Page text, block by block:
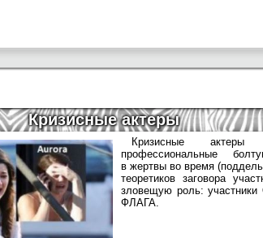
Кризисные актеры
Кризисные
профессиональные
в жертвы во время
теоретиков заговора
зловещую роль:
ФЛАГА.